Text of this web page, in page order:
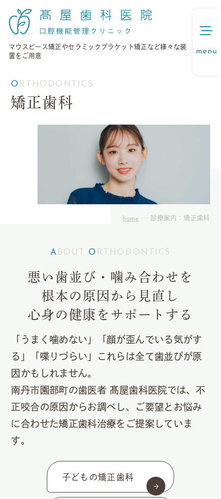
マウスピース矯正やセラミックブラケット矯正など様々な装
置をご用意
ORTHODONTICS
矯正歯科
home 診療案内：矯正歯科
ABOUT O RTHODONTICS
悪い歯並び・噛み合わせを
根本の原因から見直し
心身の健康をサポートする
「うまく噛めない」「顔が歪んでいる気がす
る」「喋りづらい」
これらは全て歯並びが原
因かもしれません。
南丹市園部町の歯医者 髙屋歯科医院では、不
正咬合の原因からお調べし、
ご要望とお悩み
に合わせた矯正歯科治療をご提案していま
す。
子どもの矯正歯科